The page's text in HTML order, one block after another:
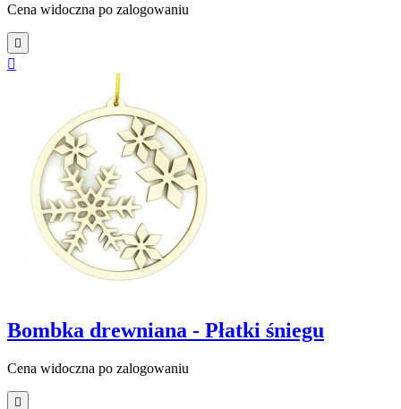
Cena widoczna po zalogowaniu


Bombka drewniana - Płatki śniegu
Cena widoczna po zalogowaniu
